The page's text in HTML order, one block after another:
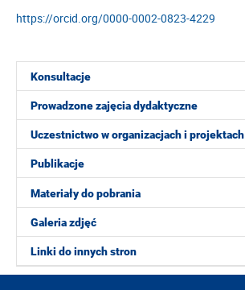
Konsultacje
Prowadzone zajęcia dydaktyczne
Uczestnictwo w organizacjach i projektach
Publikacje
Materiały do pobrania
Galeria zdjęć
Linki do innych stron
https://orcid.org/0000-0002-0823-4229